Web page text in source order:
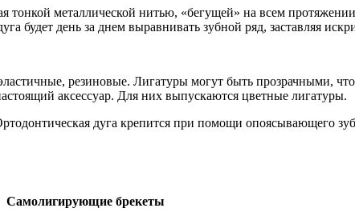
тонкой металлической нитью, «бегущей» на всем
будет день за днем выравнивать зубной ряд, заставляя
резиновые. Лигатуры могут быть прозрачными,
аксессуар. Для них выпускаются цветные лигатуры.
дуга крепится при помощи опоясывающего
Самолигирующие брекеты